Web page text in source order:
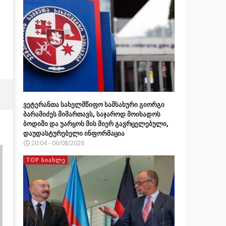
ვეტერანთა სახელმწიფო სამსახური გიორგი
ბარამიძეს მიმართავს, საჯაროდ მოიხადოს
ბოდიში და უარყოს მის მიერ გავრცელებული,
დაუდასტურებელი ინფორმაცია
20:04 - 06/08/2026
TOP ᲡᲘᲐᲮᲚᲔ